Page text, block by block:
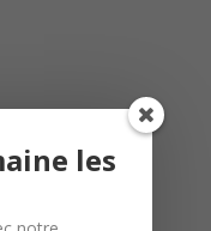
les